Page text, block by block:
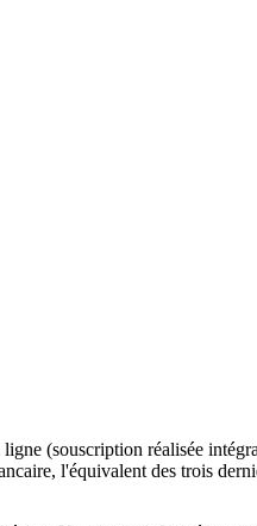
(souscription réalisée
l'équivalent des trois